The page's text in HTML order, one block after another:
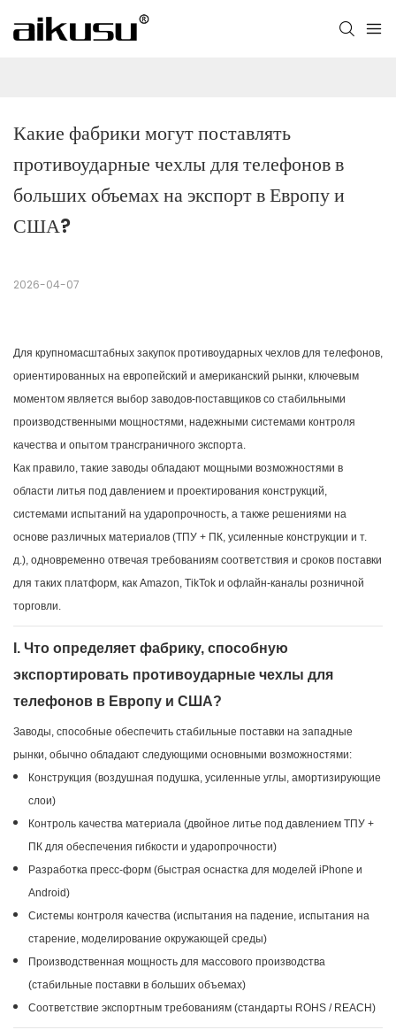
Какие фабрики могут поставлять
противоударные чехлы для телефонов в
больших объемах на экспорт в Европу и
США?
2026-04-07
Для крупномасштабных закупок противоударных чехлов для телефонов,
ориентированных на европейский и американский рынки, ключевым
моментом является выбор заводов-поставщиков со стабильными
производственными мощностями, надежными системами контроля
качества и опытом трансграничного экспорта.
Как правило, такие заводы обладают мощными возможностями в
области литья под давлением и проектирования конструкций,
системами испытаний на ударопрочность, а также решениями на
основе различных материалов (ТПУ + ПК, усиленные конструкции и т.
д.), одновременно отвечая требованиям соответствия и сроков поставки
для таких платформ, как Amazon, TikTok и офлайн-каналы розничной
торговли.
I. Что определяет фабрику, способную
экспортировать противоударные чехлы для
телефонов в Европу и США?
Заводы, способные обеспечить стабильные поставки на западные
рынки, обычно обладают следующими основными возможностями:
Конструкция (воздушная подушка, усиленные углы, амортизирующие
слои)
Контроль качества материала (двойное литье под давлением ТПУ +
ПК для обеспечения гибкости и ударопрочности)
Разработка пресс-форм (быстрая оснастка для моделей iPhone и
Android)
Системы контроля качества (испытания на падение, испытания на
старение, моделирование окружающей среды)
Производственная мощность для массового производства
(стабильные поставки в больших объемах)
Соответствие экспортным требованиям (стандарты ROHS / REACH)